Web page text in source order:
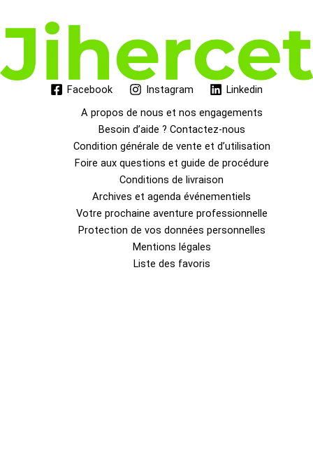
Facebook Instagram
Linkedin
A propos de nous et nos engagements
Besoin d’aide ? Contactez-nous
Condition générale de vente et d’utilisation
Foire aux questions et guide de procédure
Conditions de livraison
Archives et agenda événementiels
Votre prochaine aventure professionnelle
Protection de vos données personnelles
Mentions légales
Liste des favoris